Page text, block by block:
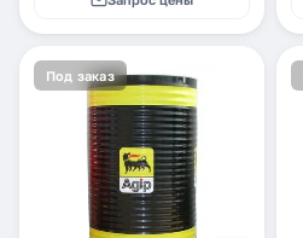
Под заказ